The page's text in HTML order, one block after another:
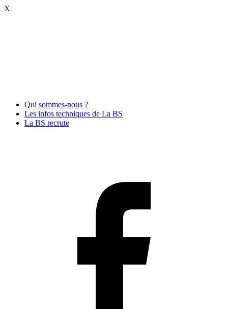
X
Qui sommes-nous ?
Les infos techniques de La BS
La BS recrute